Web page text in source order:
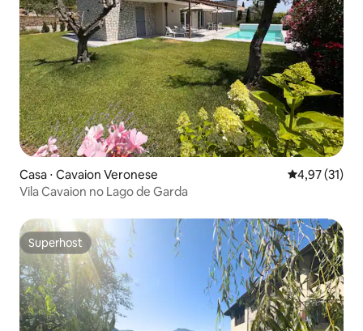
Casa ⋅ Cavaion Veronese 4,97 de uma
4,97 (31)
Vila Cavaion no Lago de Garda
Superhost
Superhost